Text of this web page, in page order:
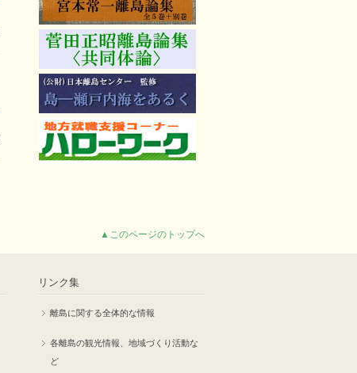
▲このページのトップへ
リンク集
離島に関する全体的な情報
各離島の観光情報、地域づくり活動な
ど